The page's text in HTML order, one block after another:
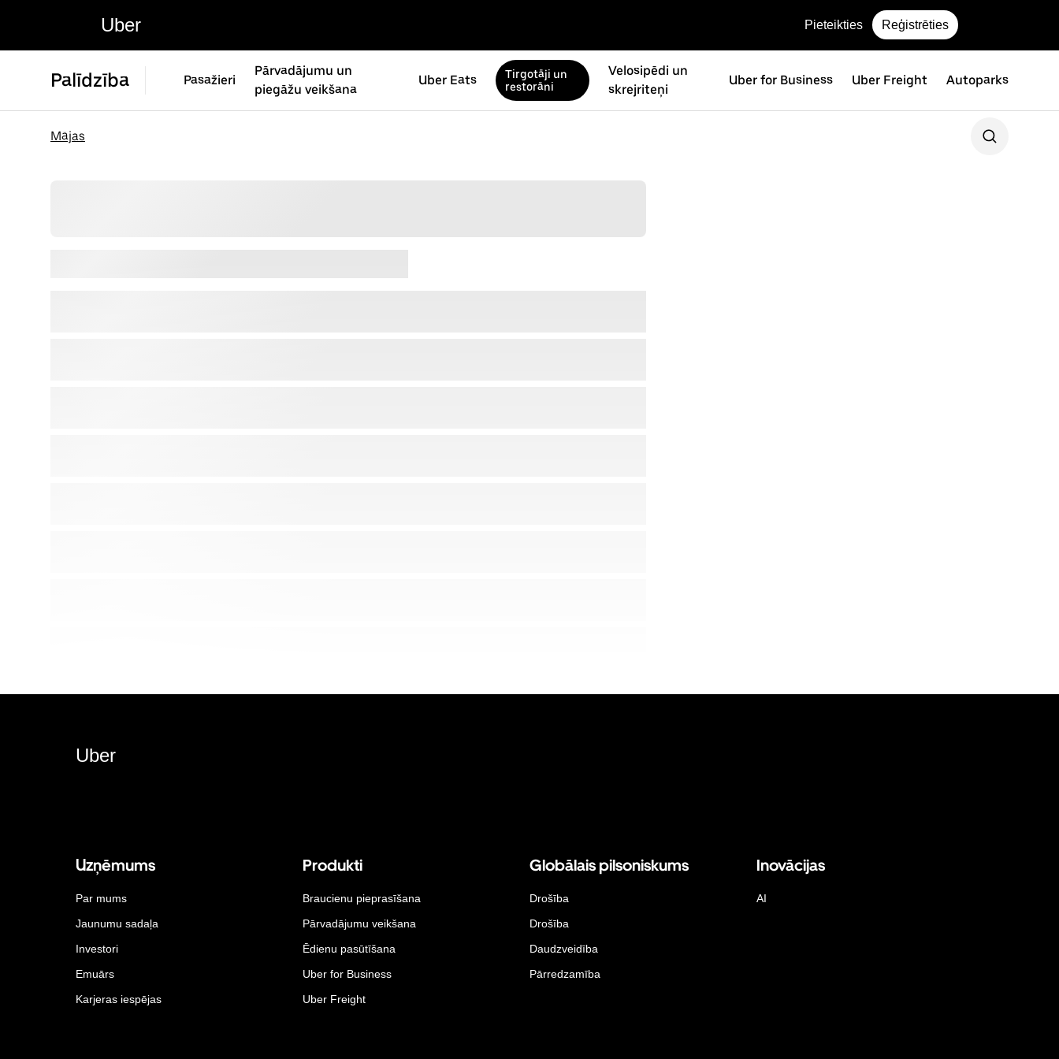
Uber Pieteikties Reģistrēties
Palīdzība Pasažieri
Pārvadājumu un
piegāžu veikšana
Uber Eats
Tirgotāji un
restorāni
Velosipēdi un
skrejriteņi
Uber for Business Uber Freight Autoparks
Mājas
Uber
Uzņēmums
Par mums
Jaunumu sadaļa
Investori
Emuārs
Karjeras iespējas
Produkti
Braucienu pieprasīšana
Pārvadājumu veikšana
Ēdienu pasūtīšana
Uber for Business
Uber Freight
Globālais pilsoniskums
Drošība
Drošība
Daudzveidība
Pārredzamība
Inovācijas
AI